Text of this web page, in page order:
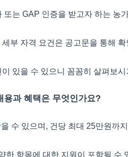
는 GAP 인증을 받고자 하는 농
부 자격 요건은 공고문을 통해
있을 수 있으니 꼼꼼히 살펴보시
용과 혜택은 무엇인가요?
수 있으며, 건당 최대 25만원까
한 항목에 대한 지원이 포함될 수